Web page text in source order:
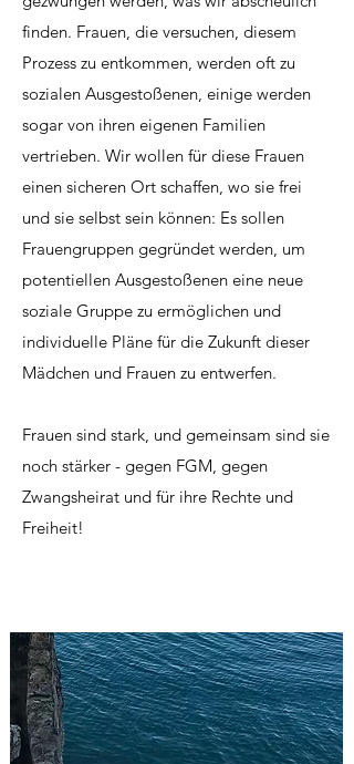
finden. Frauen, die versuchen, diesem
Prozess zu entkommen, werden oft zu
sozialen Ausgestoßenen, einige werden
sogar von ihren eigenen Familien
vertrieben. Wir wollen für diese Frauen
einen sicheren Ort schaffen, wo sie frei
und sie selbst sein können: Es sollen
Frauengruppen gegründet werden, um
potentiellen Ausgestoßenen eine neue
soziale Gruppe zu ermöglichen und
individuelle Pläne für die Zukunft dieser
Mädchen und Frauen zu entwerfen.
Frauen sind stark, und gemeinsam sind sie
noch stärker - gegen FGM, gegen
Zwangsheirat und für ihre Rechte und
Freiheit!